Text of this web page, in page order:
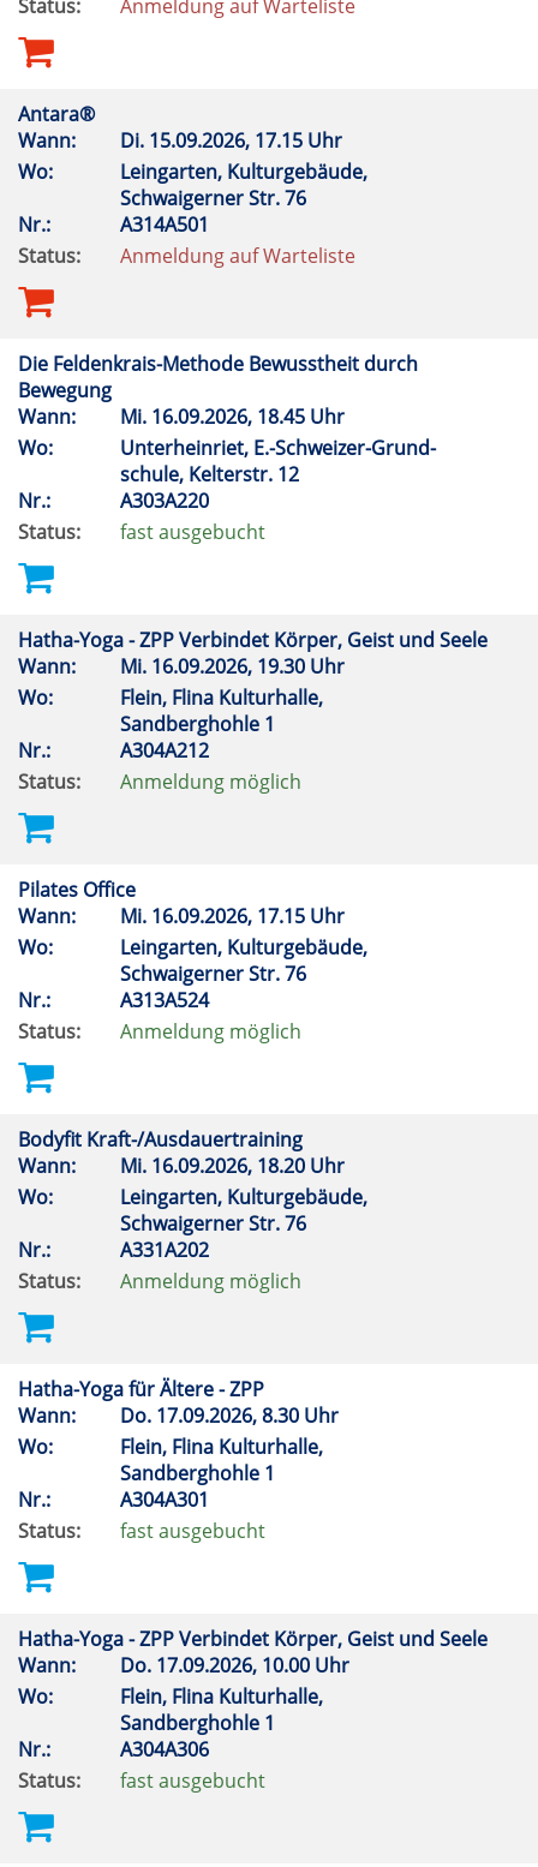
Status: Anmeldung auf Warteliste
Antara®
Wann:
Di. 15.09.2026, 17.15 Uhr
Wo:
Leingarten, Kulturgebäude,
Schwaigerner Str. 76
Nr.:
A314A501
Status:
Anmeldung auf Warteliste
Die Feldenkrais-Methode Bewusstheit durch
Bewegung
Wann:
Mi. 16.09.2026, 18.45 Uhr
Wo:
Unterheinriet, E.-Schweizer-Grund-
schule, Kelterstr. 12
Nr.:
A303A220
Status:
fast ausgebucht
Hatha-Yoga - ZPP Verbindet Körper, Geist und Seele
Wann:
Mi. 16.09.2026, 19.30 Uhr
Wo:
Flein, Flina Kulturhalle,
Sandberghohle 1
Nr.:
A304A212
Status:
Anmeldung möglich
Pilates Office
Wann:
Mi. 16.09.2026, 17.15 Uhr
Wo:
Leingarten, Kulturgebäude,
Schwaigerner Str. 76
Nr.:
A313A524
Status:
Anmeldung möglich
Bodyfit Kraft-/Ausdauertraining
Wann:
Mi. 16.09.2026, 18.20 Uhr
Wo:
Leingarten, Kulturgebäude,
Schwaigerner Str. 76
Nr.:
A331A202
Status:
Anmeldung möglich
Hatha-Yoga für Ältere - ZPP
Wann:
Do. 17.09.2026, 8.30 Uhr
Wo:
Flein, Flina Kulturhalle,
Sandberghohle 1
Nr.:
A304A301
Status:
fast ausgebucht
Hatha-Yoga - ZPP Verbindet Körper, Geist und Seele
Wann:
Do. 17.09.2026, 10.00 Uhr
Wo:
Flein, Flina Kulturhalle,
Sandberghohle 1
Nr.:
A304A306
Status:
fast ausgebucht